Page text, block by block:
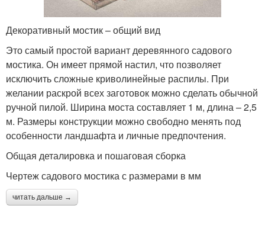
Декоративный мостик – общий вид
Это самый простой вариант деревянного садового
мостика. Он имеет прямой настил, что позволяет
исключить сложные криволинейные распилы. При
желании раскрой всех заготовок можно сделать обычной
ручной пилой. Ширина моста составляет 1 м, длина – 2,5
м. Размеры конструкции можно свободно менять под
особенности ландшафта и личные предпочтения.
Общая деталировка и пошаговая сборка
Чертеж садового мостика с размерами в мм
читать дальше →